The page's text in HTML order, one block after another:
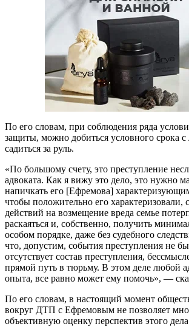
По его словам, при соблюдения ряда
защиты, можно добиться условного срока
садиться за руль.
«По большому счету, это преступление
адвоката. Как я вижу это дело, это нужно
напичкать его [Ефремова]
чтобы положительно его характеризовали,
действий на возмещение вреда семье
раскаяться и, собственно, получить
особом порядке, даже без судебного
что, допустим, события преступления не
отсутствует состав преступления,
прямой путь в тюрьму. В этом деле любой
опыта, все равно может ему помочь», —
По его словам, в настоящий момент
вокруг ДТП с Ефремовым не позволяет
объективную оценку перспектив этого